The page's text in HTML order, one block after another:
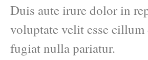
Duis aute irure dolor in
voluptate velit esse cillum
fugiat nulla pariatur.